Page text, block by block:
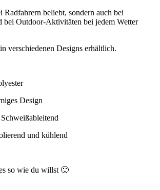
Radfahrern beliebt, sondern auch bei
bei Outdoor-Aktivitäten bei jedem Wetter
verschiedenen Designs erhältlich.
Design
und kühlend
so wie du willst 🙂